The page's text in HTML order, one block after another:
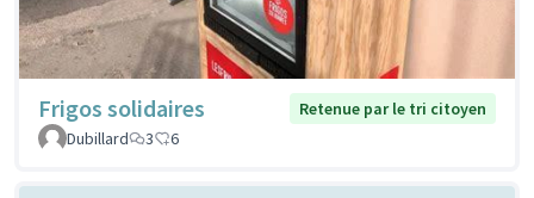
Frigos solidaires
Retenue par le tri citoyen
Dubillard
3 6